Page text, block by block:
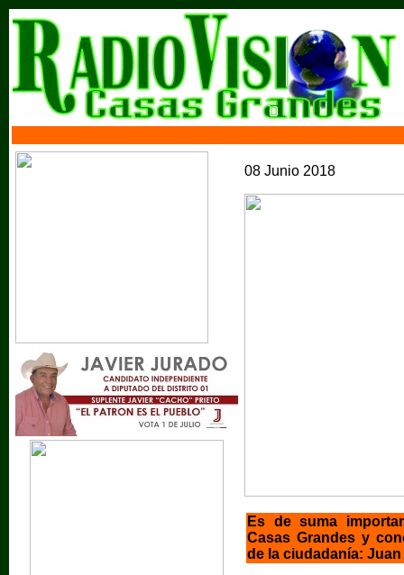
08 Junio 2018
Es de suma
Casas Grandes y
de la ciudadanía: